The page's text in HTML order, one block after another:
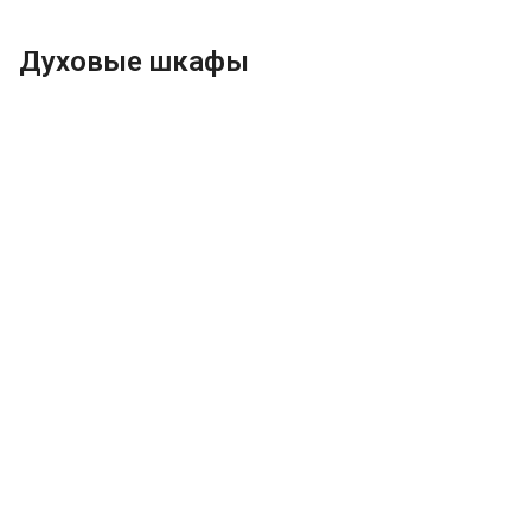
Духовые шкафы